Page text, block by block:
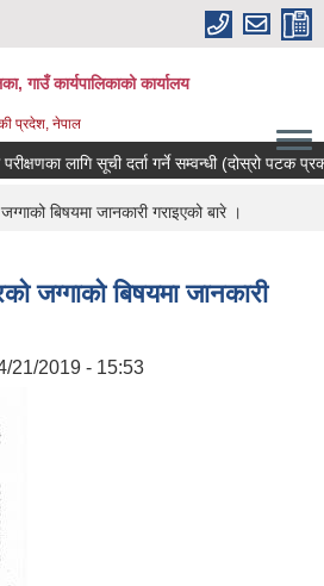
गाउँ कार्यपालिकाको कार्यालय
प्रदेश, नेपाल
लागि सूची दर्ता गर्ने सम्वन्धी (दोस्रो पटक
बिषयमा जानकारी गराइएको बारे ।
जग्गाको बिषयमा जानकारी
21/2019 - 15:53